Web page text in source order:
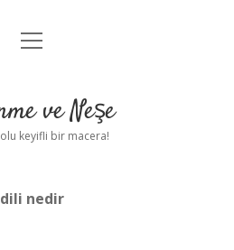
Anasayfa
Uyarı
menüyü
ve Neşe
keyifli bir macera!
nedir